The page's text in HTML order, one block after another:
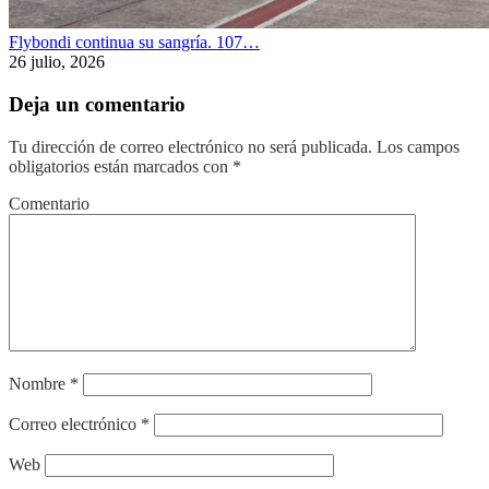
Flybondi continua su sangría. 107…
26 julio, 2026
Deja un comentario
Tu dirección de correo electrónico no será publicada. Los campos
obligatorios están marcados con *
Comentario
Nombre *
Correo electrónico *
Web